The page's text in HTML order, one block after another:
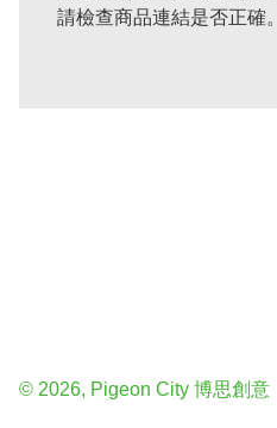
請檢查商品連結是否正確。
© 2026, Pigeon City 博思創意